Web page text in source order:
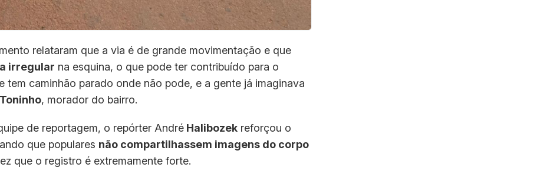
relataram que a via é de grande movimentação e que
irregular na esquina, o que pode ter contribuído para o
tem caminhão parado onde não pode, e a gente já imaginava
Toninho, morador do bairro.
de reportagem, o repórter André Halibozek reforçou o
que populares não compartilhassem imagens do corpo
que o registro é extremamente forte.